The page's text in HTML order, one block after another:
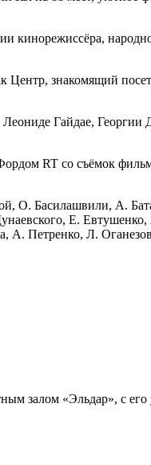
кинорежиссёра,
Центр, знакомящий
Гайдае,
RT со съёмок
О. Басилашвили, А.
Е. Евтушенко,
Петренко, Л.
залом «Эльдар», с